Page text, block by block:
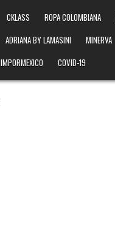
CKLASS ROPA COLOMBIANA
ADRIANA BY LAMASINI MINERVA
IMPORMEXICO COVID-19